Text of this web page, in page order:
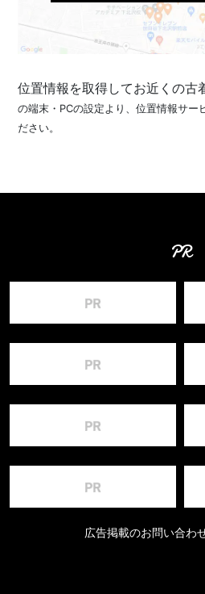
位置情報を取得してお近くの古
の端末・PCの設定より、位置情報サー
ださい。
PR
広告掲載のお問い合わ